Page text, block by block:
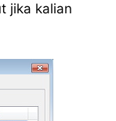
jika kalian